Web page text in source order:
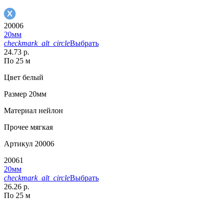
20006
20мм
checkmark_alt_circleВыбрать
24.73 р.
По 25 м
Цвет белый
Размер 20мм
Материал нейлон
Прочее мягкая
Артикул 20006
20061
20мм
checkmark_alt_circleВыбрать
26.26 р.
По 25 м